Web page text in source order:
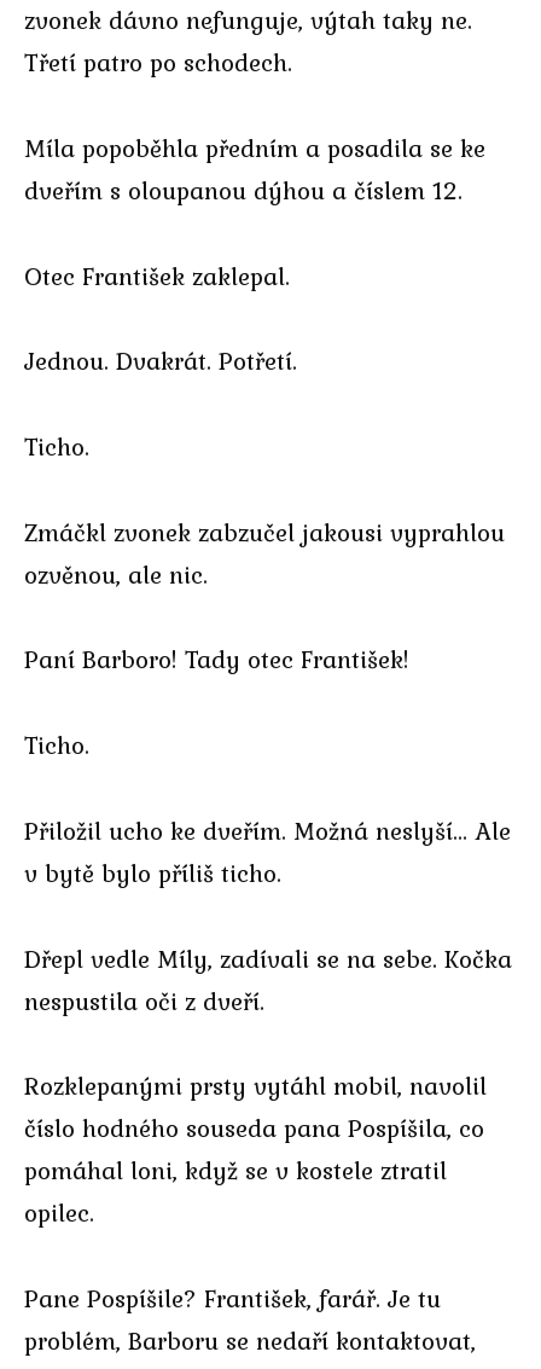
zvonek dávno nefunguje, výtah taky ne.
Třetí patro po schodech.
Míla popoběhla předním a posadila se ke
dveřím s oloupanou dýhou a číslem 12.
Otec František zaklepal.
Jednou. Dvakrát. Potřetí.
Ticho.
Zmáčkl zvonek zabzučel jakousi vyprahlou
ozvěnou, ale nic.
Paní Barboro! Tady otec František!
Ticho.
Přiložil ucho ke dveřím. Možná neslyší… Ale
v bytě bylo příliš ticho.
Dřepl vedle Míly, zadívali se na sebe. Kočka
nespustila oči z dveří.
Rozklepanými prsty vytáhl mobil, navolil
číslo hodného souseda pana Pospíšila, co
pomáhal loni, když se v kostele ztratil
opilec.
Pane Pospíšile? František, farář. Je tu
problém, Barboru se nedaří kontaktovat,